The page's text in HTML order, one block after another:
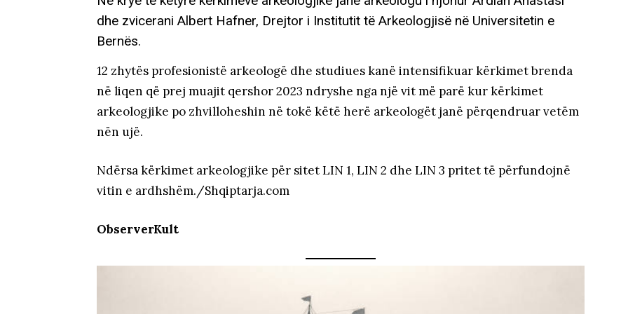
dhe zvicerani Albert Hafner, Drejtor i Institutit të Arkeologjisë në Universitetin e
Bernës.
12 zhytës profesionistë arkeologë dhe studiues kanë intensifikuar kërkimet brenda
në liqen që prej muajit qershor 2023 ndryshe nga një vit më parë kur kërkimet
arkeologjike po zhvilloheshin në tokë këtë herë arkeologët janë përqendruar vetëm
nën ujë.
Ndërsa kërkimet arkeologjike për sitet LIN 1, LIN 2 dhe LIN 3 pritet të përfundojnë
vitin e ardhshëm./Shqiptarja.com
ObserverKult